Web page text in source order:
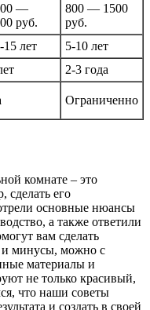
—
руб.
800 — 1500
руб.
15 лет
5-10 лет
2-3 года
Ограниченно
комнате – это
сделать его
основные нюансы
а также ответили
вам сделать
минусы, можно с
материалы и
не только красивый,
что наши советы
и создать в своей